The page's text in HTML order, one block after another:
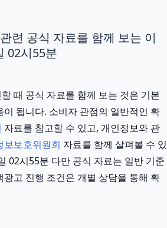
련 공식 자료를 함께 보는 이
02시55분
때 공식 자료를 함께 보는 것은 기본
됩니다. 소비자 관점의 일반적인 확
자료를 참고할 수 있고, 개인정보와 관
보보호위원회 자료를 함께 살펴볼 수 있
02시55분 다만 공식 자료는 일반 기준
고 진행 조건은 개별 상담을 통해 확